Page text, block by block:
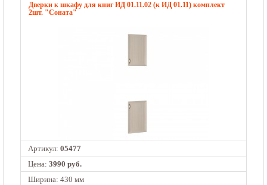
Дверки к шкафу для книг ИД 01.11.02 (к ИД 01.11) комплект
2шт. "Соната"
Артикул: 05477
Цена: 3990 руб.
Ширина: 430 мм